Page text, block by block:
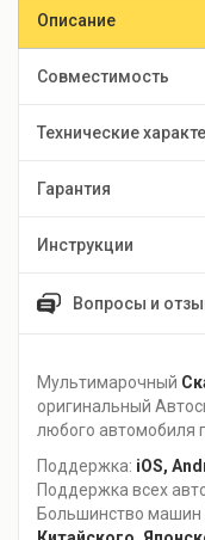
Описание
Совместимость
Технические
Гарантия
Инструкции
Вопросы и
Мультимарочный
оригинальный
любого автомобиля
Поддержка: iOS,
Поддержка всех
Большинство машин